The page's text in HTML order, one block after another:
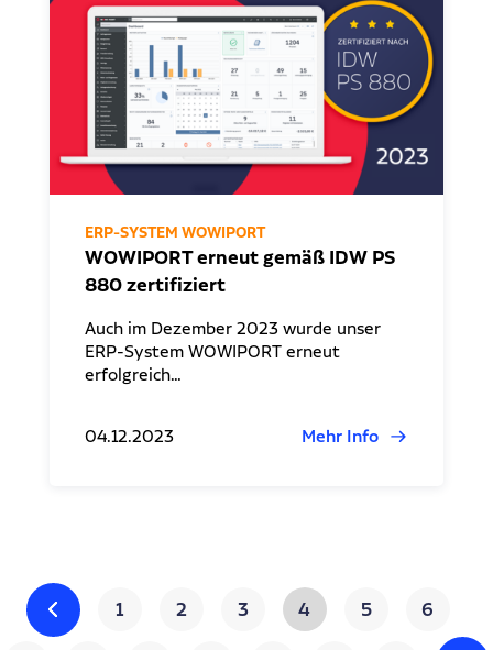
ERP-SYSTEM WOWIPORT
WOWIPORT erneut gemäß IDW PS
880 zertifiziert
Auch im Dezember 2023 wurde unser
ERP-System WOWIPORT erneut
erfolgreich…
04.12.2023 Mehr Info
1 2 3 4 5 6